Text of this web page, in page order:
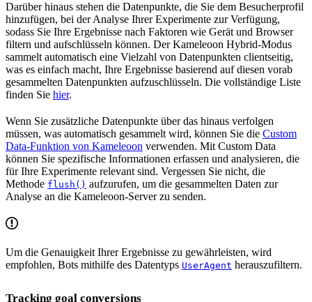
Darüber hinaus stehen die Datenpunkte, die Sie dem Besucherprofil
hinzufügen, bei der Analyse Ihrer Experimente zur Verfügung,
sodass Sie Ihre Ergebnisse nach Faktoren wie Gerät und Browser
filtern und aufschlüsseln können. Der Kameleoon Hybrid-Modus
sammelt automatisch eine Vielzahl von Datenpunkten clientseitig,
was es einfach macht, Ihre Ergebnisse basierend auf diesen vorab
gesammelten Datenpunkten aufzuschlüsseln. Die vollständige Liste
finden Sie hier.
Wenn Sie zusätzliche Datenpunkte über das hinaus verfolgen
müssen, was automatisch gesammelt wird, können Sie die Custom
Data-Funktion von Kameleoon verwenden. Mit Custom Data
können Sie spezifische Informationen erfassen und analysieren, die
für Ihre Experimente relevant sind. Vergessen Sie nicht, die
Methode flush() aufzurufen, um die gesammelten Daten zur
Analyse an die Kameleoon-Server zu senden.
Um die Genauigkeit Ihrer Ergebnisse zu gewährleisten, wird
empfohlen, Bots mithilfe des Datentyps UserAgent herauszufiltern.
Tracking goal conversions